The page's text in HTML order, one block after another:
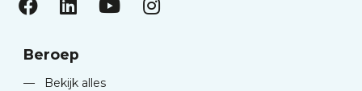
Beroep
—
Bekijk alles